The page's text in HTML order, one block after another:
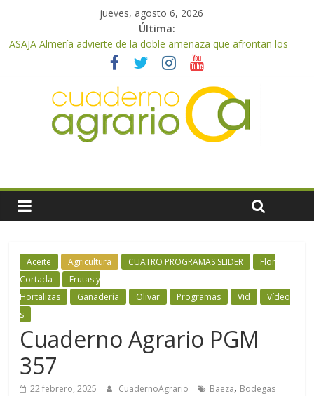
jueves, agosto 6, 2026
Última:
ASAJA Almería advierte de la doble amenaza que afrontan los
cítricos: la clorosis y la caída de los precios
ASAJA Almería: las primeras recolecciones de almendra
confirman una cosecha desigual marcada por las inclemencias
meteorológicas y la incertidumbre en los precios
El Ministerio de Agricultura, Pesca y Alimentación autoriza el
pago de 85 millones adicionales de ayudas de la PAC de
Cooperativas Agro-alimentarias de Andalucía celebra la
activación del mecanismo de regulación de oferta de aceite de
Aceite Agricultura CUATRO PROGRAMAS SLIDER
Flor
Cortada
Frutas y
Hortalizas
Ganadería Olivar Programas Vid
Vídeo
s
Cuaderno Agrario PGM
357
22 febrero, 2025 CuadernoAgrario Baeza, Bodegas